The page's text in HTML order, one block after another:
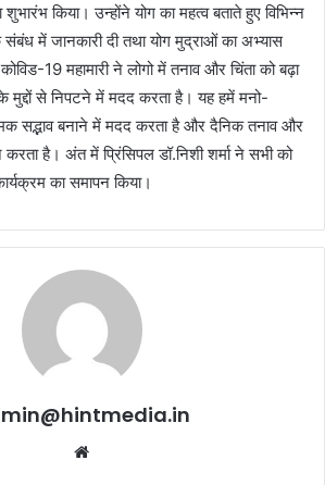
किया। उन्होंने योग का महत्व बताते हुए विभिन्न
में जानकारी दी तथा योग मुद्राओं का अभ्यास
19 महामारी ने लोगो में तनाव और चिंता को बढ़ा
मुद्दों से निपटने में मदद करता है। यह हमें मनो-
सद्भाव बनाने में मदद करता है और दैनिक तनाव और
है। अंत में प्रिंसिपल डॉ.निशी शर्मा ने सभी को
का समापन किया।